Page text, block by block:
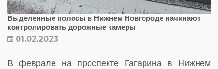
Выделенные полосы в Нижнем Новгороде начинают
контролировать дорожные камеры
01.02.2023
В феврале на проспекте Гагарина в Нижнем